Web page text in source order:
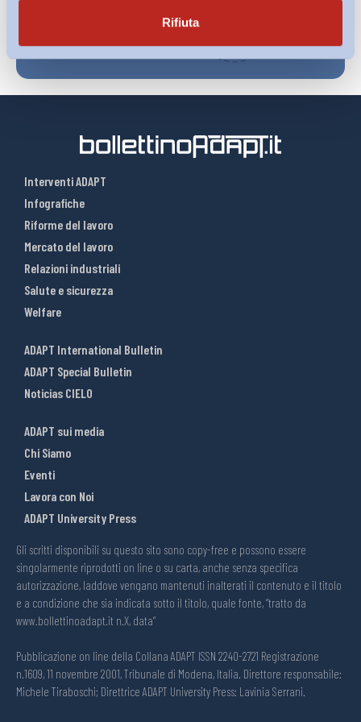
Rifiuta
Interventi ADAPT
Infografiche
Riforme del lavoro
Mercato del lavoro
Relazioni industriali
Salute e sicurezza
Welfare
ADAPT International Bulletin
ADAPT Special Bulletin
Noticias CIELO
ADAPT sui media
Chi Siamo
Eventi
Lavora con Noi
ADAPT University Press
Gli scritti disponibili su questo sito sono copy-free e possono essere
singolarmente riprodotti on line o su carta, anche senza specifica
autorizzazione, laddove vengano mantenuti inalterati il contenuto e il titolo
e a condizione che sia indicata sotto il titolo, quale fonte, “tratto da
www.bollettinoadapt.it n.X, data“
Pubblicazione on line della Collana ADAPT ISSN 2240-2721 Registrazione
n.1609, 11 novembre 2001, Tribunale di Modena, Italia. Direttore responsabile:
Michele Tiraboschi; Direttrice ADAPT University Press: Lavinia Serrani.